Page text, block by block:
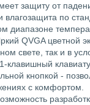
защиту от
влагозащита по
диапазоне
QVGA цветной
свете, так и в
клавишный
кнопкой -
с комфортом.